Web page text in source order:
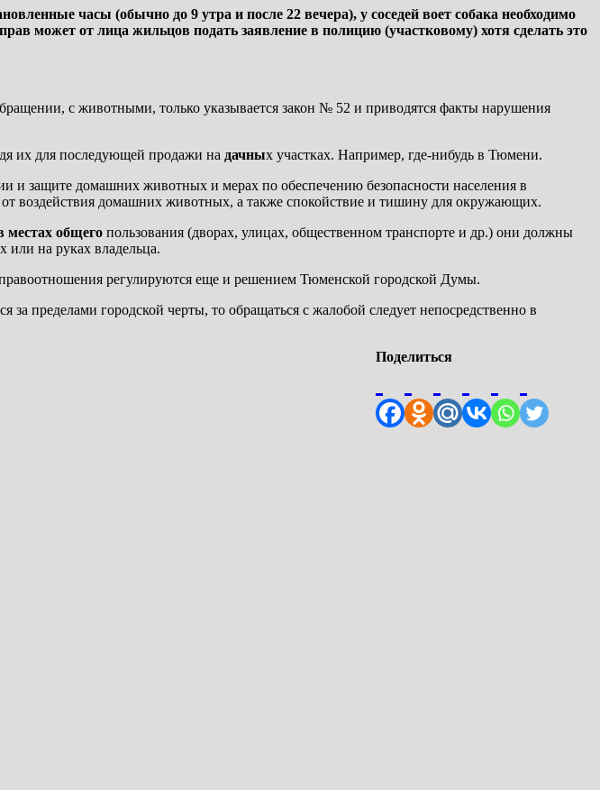
часы (обычно до 9 утра и после 22 вечера), у соседей воет собака необходимо
может от лица жильцов подать заявление в полицию (участковому) хотя сделать это
с животными, только указывается закон № 52 и приводятся факты нарушения
их для последующей продажи на дачных участках. Например, где-нибудь в Тюмени.
и защите домашних животных и мерах по обеспечению безопасности населения в
воздействия домашних животных, а также спокойствие и тишину для окружающих.
местах общего пользования (дворах, улицах, общественном транспорте и др.) они должны
или на руках владельца.
правоотношения регулируются еще и решением Тюменской городской Думы.
пределами городской черты, то обращаться с жалобой следует непосредственно в
Поделиться